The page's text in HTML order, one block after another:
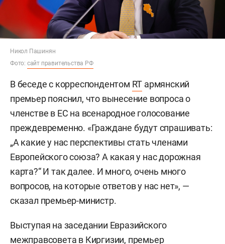
Никол Пашинян
Фото: сайт правительства РФ
В беседе с корреспондентом RT армянский
премьер пояснил, что вынесение вопроса о
членстве в ЕС на всенародное голосование
преждевременно. «Граждане будут спрашивать:
„А какие у нас перспективы стать членами
Европейского союза? А какая у нас дорожная
карта?“ И так далее. И много, очень много
вопросов, на которые ответов у нас нет», —
сказал премьер-министр.
Выступая на заседании Евразийского
межправсовета в Киргизии, премьер